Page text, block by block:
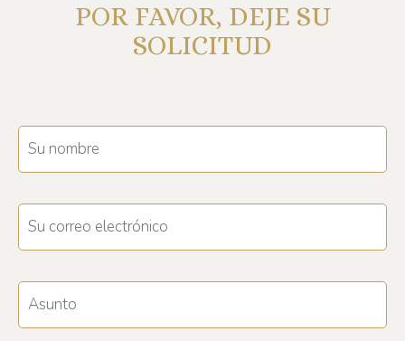
POR FAVOR, DEJE SU
SOLICITUD